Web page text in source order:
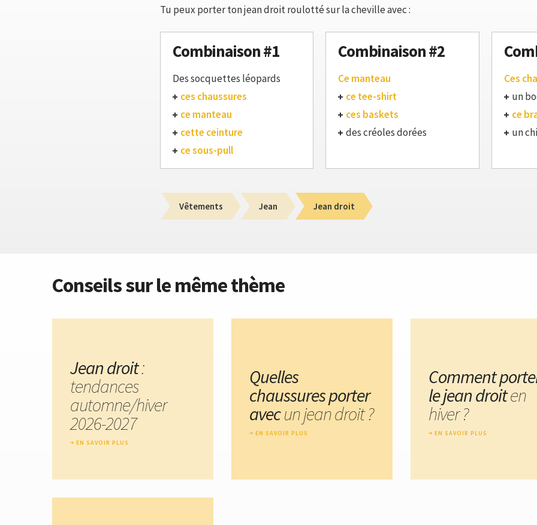
Tu peux porter ton jean droit roulotté sur la cheville avec :
Combinaison #1
Des socquettes léopards
ces chaussures
ce manteau
cette ceinture
ce sous-pull
Combinaison #2
Ce manteau
ce tee-shirt
ces baskets
des créoles dorées
Ces
un
ce
un
Vêtements Jean Jean droit
Conseils sur le même thème
Jean droit:
tendances
automne/hiver
2026-2027
EN SAVOIR PLUS
Quelles
chaussures porter
avecun jean droit ?
EN SAVOIR PLUS
Comment
le jean droiten
hiver ?
EN SAVOIR PLUS